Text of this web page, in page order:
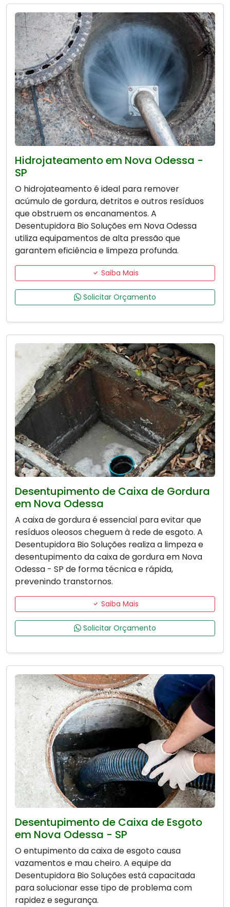
Hidrojateamento em Nova Odessa -
SP
O hidrojateamento é ideal para remover
acúmulo de gordura, detritos e outros resíduos
que obstruem os encanamentos. A
Desentupidora Bio Soluções em Nova Odessa
utiliza equipamentos de alta pressão que
garantem eficiência e limpeza profunda.
Saiba Mais
Solicitar Orçamento
Desentupimento de Caixa de Gordura
em Nova Odessa
A caixa de gordura é essencial para evitar que
resíduos oleosos cheguem à rede de esgoto. A
Desentupidora Bio Soluções realiza a limpeza e
desentupimento da caixa de gordura em Nova
Odessa - SP de forma técnica e rápida,
prevenindo transtornos.
Saiba Mais
Solicitar Orçamento
Desentupimento de Caixa de Esgoto
em Nova Odessa - SP
O entupimento da caixa de esgoto causa
vazamentos e mau cheiro. A equipe da
Desentupidora Bio Soluções está capacitada
para solucionar esse tipo de problema com
rapidez e segurança.